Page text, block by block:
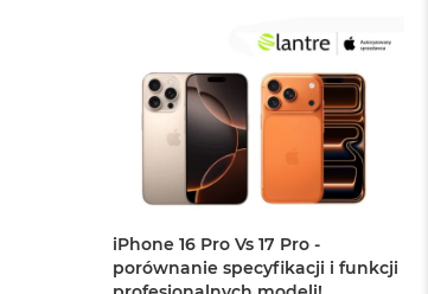
iPhone 16 Pro Vs 17 Pro -
porównanie specyfikacji i funkcji